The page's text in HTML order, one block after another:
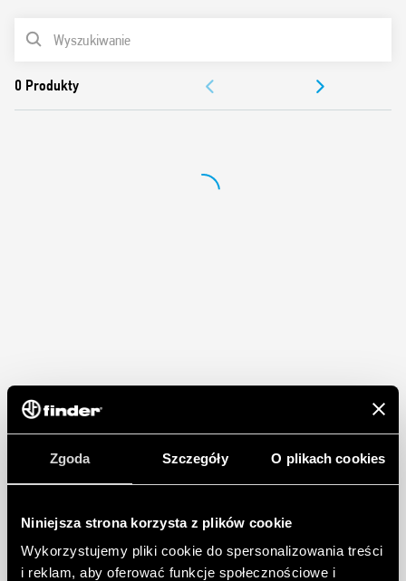
Zgoda Szczegóły O plikach cookies
Niniejsza strona korzysta z plików cookie
Wykorzystujemy pliki cookie do spersonalizowania treści
i reklam, aby oferować funkcje społecznościowe i
kategoria 1, klasa B), PN-EN 50155 (odporność na
Cewki AC lub DC o poszerzonym zakresie
Akcesoria (podstawki i moduły czasowe)
LISTA PRODUKTÓW
ZEZWOLENIA